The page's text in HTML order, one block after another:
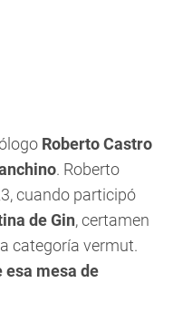
Roberto Castro
. Roberto
cuando participó
de Gin, certamen
categoría vermut.
esa mesa de